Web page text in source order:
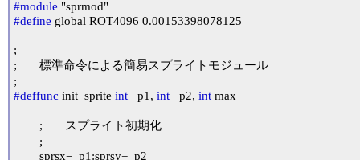
#module
#define global ROT4096 0.00153398078125
;
;	標準命令による簡易スプライトモジュール
#deffunc init_sprite int _p1, int _p2, int max